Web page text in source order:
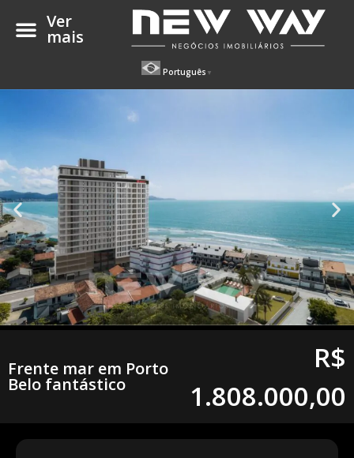
Ver
mais
Português ▼
Frente mar em Porto
Belo fantástico
R$
1.808.000,00